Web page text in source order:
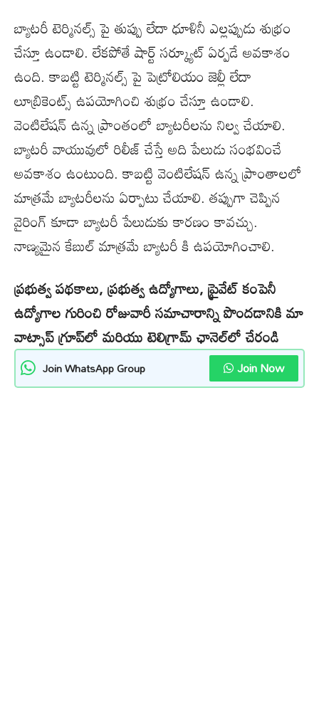
బ్యాటరీ టెర్మినల్స్ పై తుప్పు లేదా ధూళినీ ఎల్లప్పుడు శుభ్రం
చేస్తూ ఉండాలి. లేకపోతే షార్ట్ సర్క్యూట్ ఏర్పడే అవకాశం
ఉంది. కాబట్టి టెర్మినల్స్ పై పెట్రోలియం జెల్లీ లేదా
లూబ్రికెంట్స్ ఉపయోగించి శుభ్రం చేస్తూ ఉండాలి.
వెంటిలేషన్ ఉన్న ప్రాంతంలో బ్యాటరీలను నిల్వ చేయాలి.
బ్యాటరీ వాయువులో రిలీజ్ చేస్తే అది పేలుడు సంభవించే
అవకాశం ఉంటుంది. కాబట్టి వెంటిలేషన్ ఉన్న ప్రాంతాలలో
మాత్రమే బ్యాటరీలను ఏర్పాటు చేయాలి. తప్పుగా చెప్పిన
వైరింగ్ కూడా బ్యాటరీ పేలుడుకు కారణం కావచ్చు.
నాణ్యమైన కేబుల్ మాత్రమే బ్యాటరీ కి ఉపయోగించాలి.
ప్రభుత్వ పథకాలు, ప్రభుత్వ ఉద్యోగాలు, ప్రైవేట్ కంపెనీ
ఉద్యోగాల గురించి రోజువారీ సమాచారాన్ని పొందడానికి మా
వాట్సాప్ గ్రూప్‌లో మరియు టెలిగ్రామ్ ఛానెల్‌లో చేరండి
Join WhatsApp Group Join Now